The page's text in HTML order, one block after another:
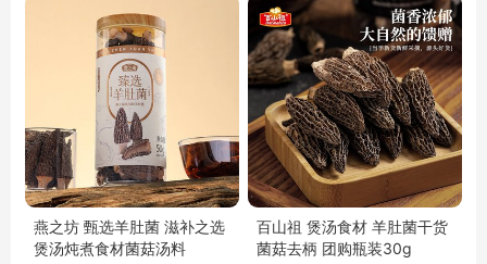
燕之坊 甄选羊肚菌 滋补之选
煲汤炖煮食材菌菇汤料
百山祖 煲汤食材 羊肚菌干货
菌菇去柄 团购瓶装30g